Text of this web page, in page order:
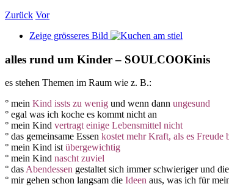
Zurück Vor
Zeige grösseres Bild
alles rund um Kinder – SOULCOOKinis
es stehen Themen im Raum wie z. B.:
° mein Kind issts zu wenig und wenn dann ungesund
° egal was ich koche es kommt nicht an
° mein Kind vertragt einige Lebensmittel nicht
° das gemeinsame Essen kostet mehr Kraft, als es Freude
° mein Kind istübergewichtig
° mein Kind nascht zuviel
° dasAbendessen gestaltet sich immer schwieriger und die
° mir gehen schon langsam die Ideen aus, was ich für